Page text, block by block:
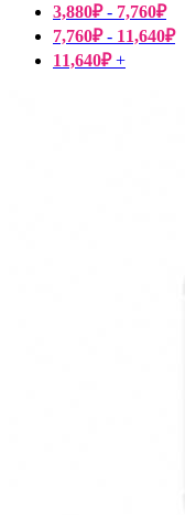
3,880₽- 7,760₽
7,760₽- 11,640₽
11,640₽+